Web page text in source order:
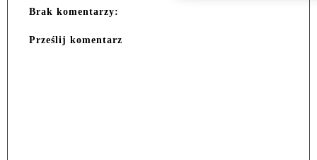
Brak komentarzy:
Prześlij komentarz